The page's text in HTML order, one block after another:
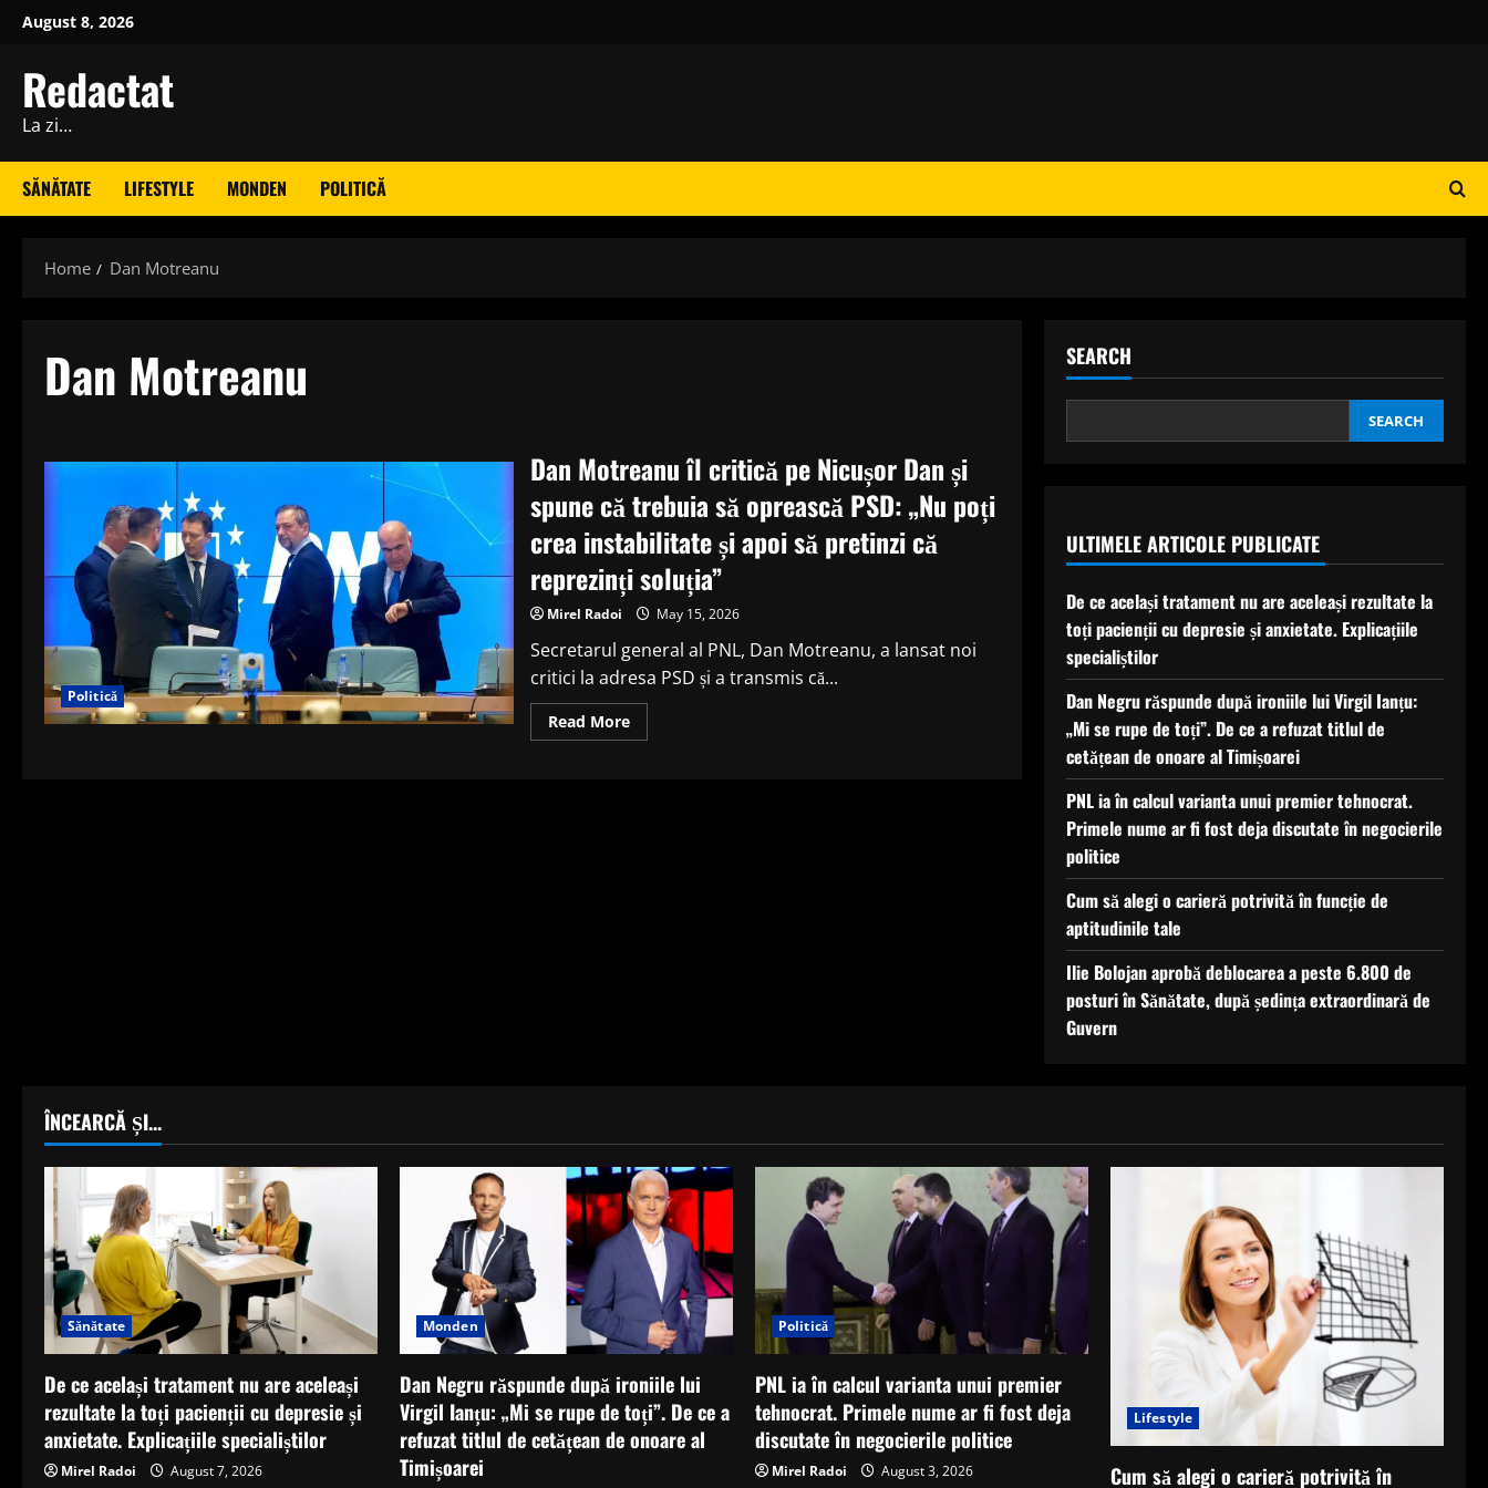
Skip
content
August 8, 2026
Redactat
La zi…
SĂNĂTATE LIFESTYLE MONDEN POLITICĂ
Home Dan Motreanu
Dan Motreanu
Politică
Dan Motreanu îl critică pe Nicușor Dan și
spune că trebuia să oprească PSD: „Nu poți
crea instabilitate și apoi să pretinzi că
reprezinți soluția”
Mirel Radoi May 15, 2026
Secretarul general al PNL, Dan Motreanu, a lansat noi
critici la adresa PSD și a transmis că...
Read MoreRead
more
soluția”
SEARCH
SEARCH
ULTIMELE ARTICOLE PUBLICATE
De ce același tratament nu are aceleași rezultate la
toți pacienții cu depresie și anxietate. Explicațiile
specialiștilor
Dan Negru răspunde după ironiile lui Virgil Ianțu:
„Mi se rupe de toți”. De ce a refuzat titlul de
cetățean de onoare al Timișoarei
PNL ia în calcul varianta unui premier tehnocrat.
Primele nume ar fi fost deja discutate în negocierile
politice
Cum să alegi o carieră potrivită în funcție de
aptitudinile tale
Ilie Bolojan aprobă deblocarea a peste 6.800 de
posturi în Sănătate, după ședința extraordinară de
Guvern
ÎNCEARCĂ ȘI...
Sănătate
De ce același tratament nu are aceleași
rezultate la toți pacienții cu depresie și
anxietate. Explicațiile specialiștilor
Mirel Radoi August 7, 2026
Monden
Dan Negru răspunde după ironiile lui
Virgil Ianțu: „Mi se rupe de toți”. De ce a
refuzat titlul de cetățean de onoare al
Timișoarei
Politică
PNL ia în calcul varianta unui premier
tehnocrat. Primele nume ar fi fost deja
discutate în negocierile politice
Mirel Radoi August 3, 2026
Lifestyle
Cum să alegi o carieră potrivită în